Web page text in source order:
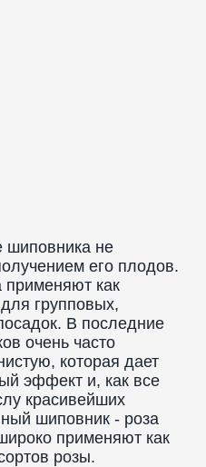
шиповника не
его плодов.
как
групповых,
В последние
очень часто
которая дает
эффект и, как все
красивейших
шиповник - роза
применяют как
розы.